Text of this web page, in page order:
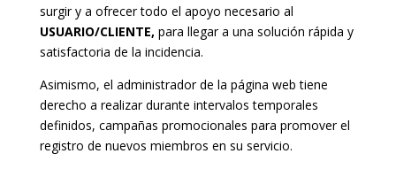
surgir y a ofrecer todo el apoyo necesario al
USUARIO/CLIENTE, para llegar a una solución rápida y
satisfactoria de la incidencia.
Asimismo, el administrador de la página web tiene
derecho a realizar durante intervalos temporales
definidos, campañas promocionales para promover el
registro de nuevos miembros en su servicio.